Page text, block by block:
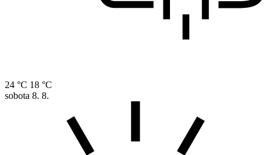
24 °C 18 °C
sobota 8. 8.